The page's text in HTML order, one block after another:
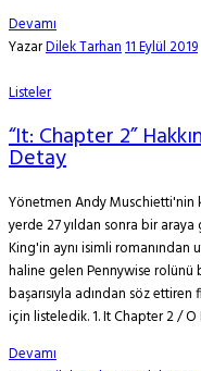
Devamı
YazarDilek Tarhan11 Eylül 2019
Listeler
“It: Chapter 2”
Detay
Yönetmen Andy Muschietti'nin
yerde 27 yıldan sonra bir
King'in aynı isimli
haline gelen Pennywise rolünü
başarısıyla adından söz
için listeledik. 1. It Chapter 2 /
Devamı